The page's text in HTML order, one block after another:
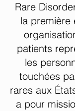
Rare
la première
patients
les
touchées
rares aux
a pour